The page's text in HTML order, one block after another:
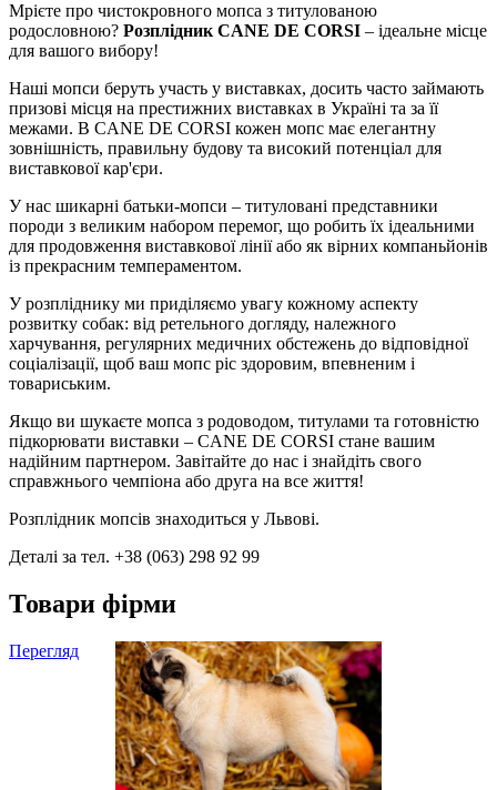
Мрієте про чистокровного мопса з титулованою
родословною? Розплідник CANE DE CORSI – ідеальне місце
для вашого вибору!
Наші мопси беруть участь у виставках, досить часто займають
призові місця на престижних виставках в Україні та за її
межами. В CANE DE CORSI кожен мопс має елегантну
зовнішність, правильну будову та високий потенціал для
виставкової кар'єри.
У нас шикарні батьки-мопси – титуловані представники
породи з великим набором перемог, що робить їх ідеальними
для продовження виставкової лінії або як вірних компаньйонів
із прекрасним темпераментом.
У розпліднику ми приділяємо увагу кожному аспекту
розвитку собак: від ретельного догляду, належного
харчування, регулярних медичних обстежень до відповідної
соціалізації, щоб ваш мопс ріс здоровим, впевненим і
товариським.
Якщо ви шукаєте мопса з родоводом, титулами та готовністю
підкорювати виставки – CANE DE CORSI стане вашим
надійним партнером. Завітайте до нас і знайдіть свого
справжнього чемпіона або друга на все життя!
Розплідник мопсів знаходиться у Львові.
Деталі за тел. +38 (063) 298 92 99
Товари фірми
Перегляд